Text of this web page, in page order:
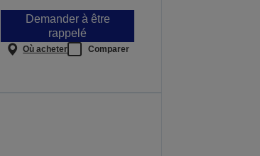
Demander à être
rappelé
Où acheter Comparer